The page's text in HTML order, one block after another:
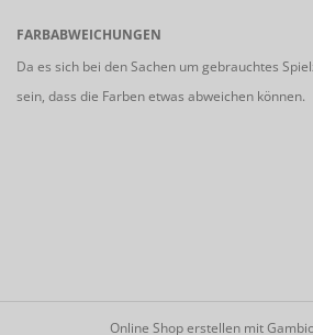
FARBABWEICHUNGEN
Da es sich bei den Sachen um gebrauchtes
sein, dass die Farben etwas abweichen können.
Online Shop erstellen mit